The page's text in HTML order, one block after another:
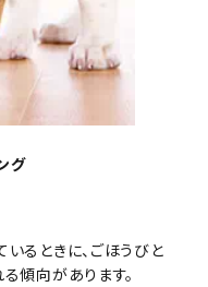
グ
いるときに、ごほうびと
傾向があります。